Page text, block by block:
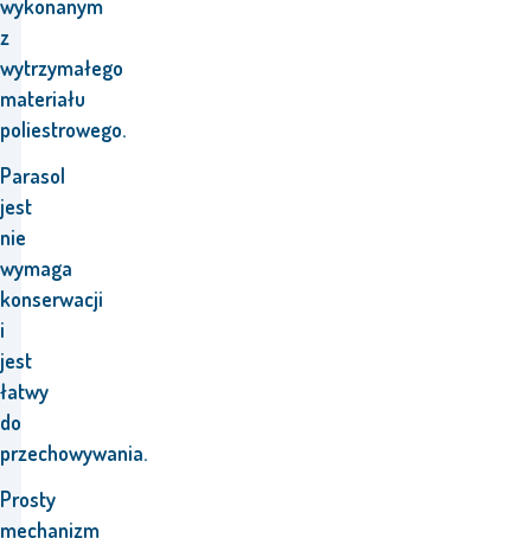
wykonanym
z
wytrzymałego
materiału
poliestrowego.
Parasol
jest
nie
wymaga
konserwacji
i
jest
łatwy
do
przechowywania.
Prosty
mechanizm